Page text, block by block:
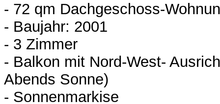
- 72 qm Dachgeschoss-
- Baujahr: 2001
- 3 Zimmer
- Balkon mit Nord-West-
Abends Sonne)
- Sonnenmarkise